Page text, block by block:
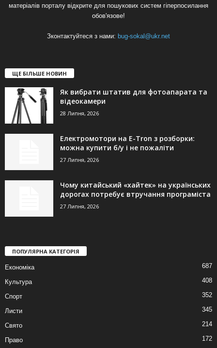
матеріалів порталу відкрите для пошукових систем гіперпосилання
обов'язове!
Зконтактуйтеся з нами: bug-sokal@ukr.net
ЩЕ БІЛЬШЕ НОВИН
Як вибрати штатив для фотоапарата та
відеокамери
28 Липня, 2026
Електромотори на E-Tron з розборки:
можна купити б/у і не пожаліти
27 Липня, 2026
Чому китайський «хайтек» на українських
дорогах потребує втручання програміста
27 Липня, 2026
ПОПУЛЯРНА КАТЕГОРІЯ
Економіка 687
Культура 408
Спорт 352
Листи 345
Свято 214
Право 172